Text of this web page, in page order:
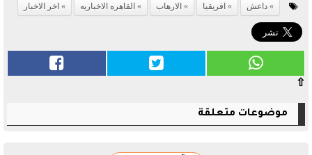
داعش افريقيا الارهاب القاهره الاخباريه اخر الاخبار
⇧
موضوعات متعلقة